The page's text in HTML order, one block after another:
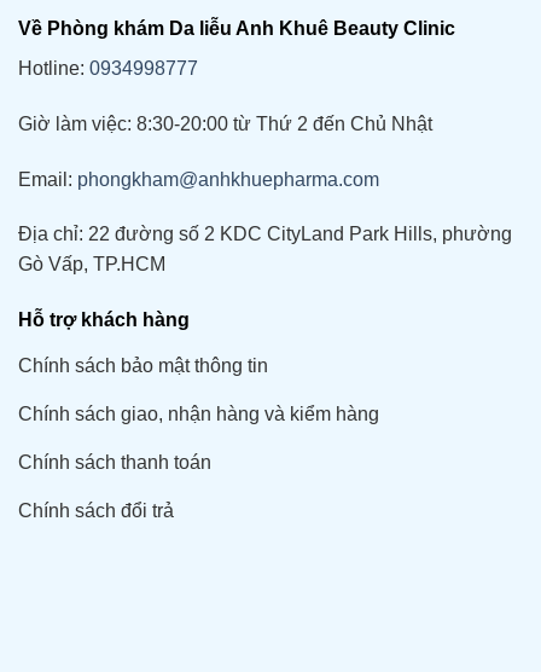
Về Phòng khám Da liễu Anh Khuê Beauty Clinic
Hotline: 0934998777
Giờ làm việc: 8:30-20:00 từ Thứ 2 đến Chủ Nhật
Email: phongkham@anhkhuepharma.com
Địa chỉ: 22 đường số 2 KDC CityLand Park Hills, phường
Gò Vấp, TP.HCM
Hỗ trợ khách hàng
Chính sách bảo mật thông tin
Chính sách giao, nhận hàng và kiểm hàng
Chính sách thanh toán
Chính sách đổi trả